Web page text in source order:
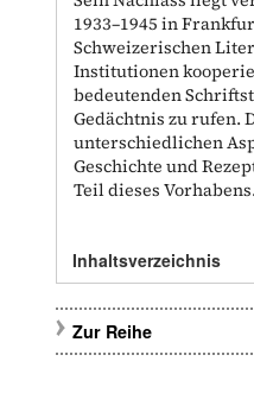
1933–1945 in
Schweizerischen
Institutionen
bedeutenden
Gedächtnis zu rufen.
unterschiedlichen
Geschichte und
Teil dieses
Inhaltsverzeichnis
Zur Reihe